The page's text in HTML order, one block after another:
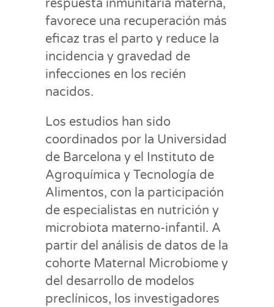
respuesta inmunitaria materna,
favorece una recuperación más
eficaz tras el parto y reduce la
incidencia y gravedad de
infecciones en los recién
nacidos.
Los estudios han sido
coordinados por la Universidad
de Barcelona y el Instituto de
Agroquímica y Tecnología de
Alimentos, con la participación
de especialistas en nutrición y
microbiota materno-infantil. A
partir del análisis de datos de la
cohorte Maternal Microbiome y
del desarrollo de modelos
preclínicos, los investigadores